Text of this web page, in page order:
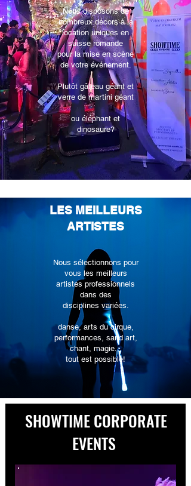
Nous disposons de
nombreux décors à la
location uniques en
suisse romande
pour la mise en scène
de votre événement.
Plutôt gâteau géant et
verre de martini géant
ou éléphant et
dinosaure?
LES MEILLEURS
ARTISTES
Nous sélectionnons pour
vous les meilleurs
artistes professionnels
dans des
disciplines variées.
danse, arts du cirque,
performances, sand art,
chant, magie...
tout est possible!
SHOWTIME CORPORATE
EVENTS